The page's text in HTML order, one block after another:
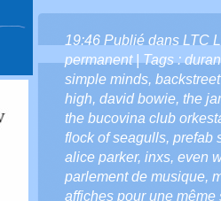
19:46 Publié dans LTC
permanent| Tags :
simple minds,
high, david bowie, the
the bucovina club
flock of seagulls, prefab
alice parker, inxs, even
parlement de musique,
affiches pour une même